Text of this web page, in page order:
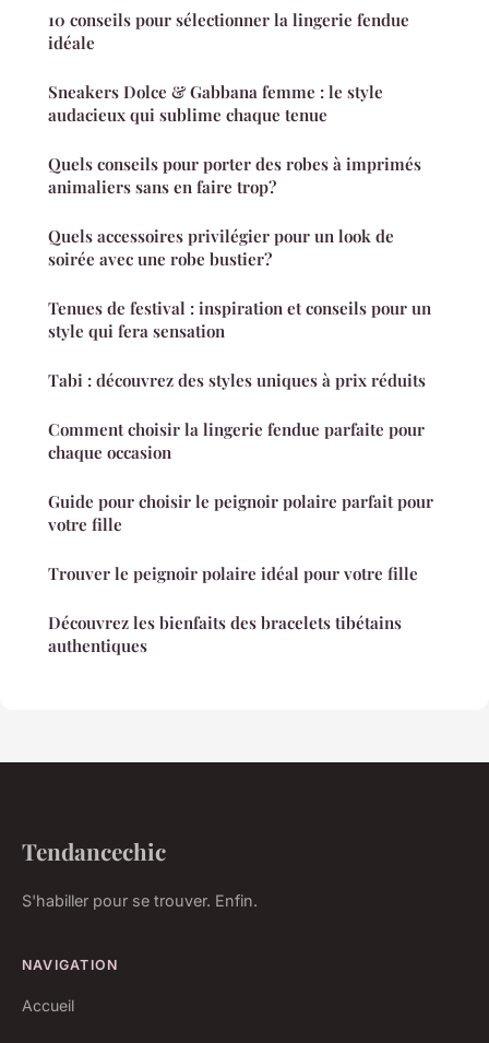
10 conseils pour sélectionner la lingerie fendue
idéale
Sneakers Dolce & Gabbana femme : le style
audacieux qui sublime chaque tenue
Quels conseils pour porter des robes à imprimés
animaliers sans en faire trop?
Quels accessoires privilégier pour un look de
soirée avec une robe bustier?
Tenues de festival : inspiration et conseils pour un
style qui fera sensation
Tabi : découvrez des styles uniques à prix réduits
Comment choisir la lingerie fendue parfaite pour
chaque occasion
Guide pour choisir le peignoir polaire parfait pour
votre fille
Trouver le peignoir polaire idéal pour votre fille
Découvrez les bienfaits des bracelets tibétains
authentiques
Tendancechic
S'habiller pour se trouver. Enfin.
NAVIGATION
Accueil